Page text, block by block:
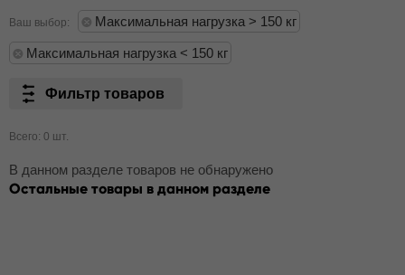
Ваш выбор: Максимальная нагрузка > 150 кг
Максимальная нагрузка < 150 кг
Фильтр товаров
Всего: 0 шт.
В данном разделе товаров не обнаружено
Остальные товары в данном разделе